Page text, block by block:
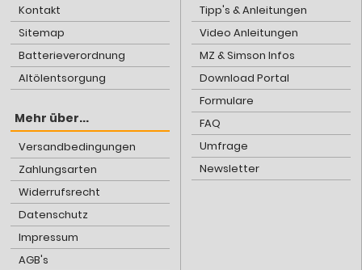
Kontakt
Sitemap
Batterieverordnung
Altölentsorgung
Mehr über...
Versandbedingungen
Zahlungsarten
Widerrufsrecht
Datenschutz
Impressum
AGB's
Tipp's & Anleitungen
Video Anleitungen
MZ & Simson Infos
Download Portal
Formulare
FAQ
Umfrage
Newsletter